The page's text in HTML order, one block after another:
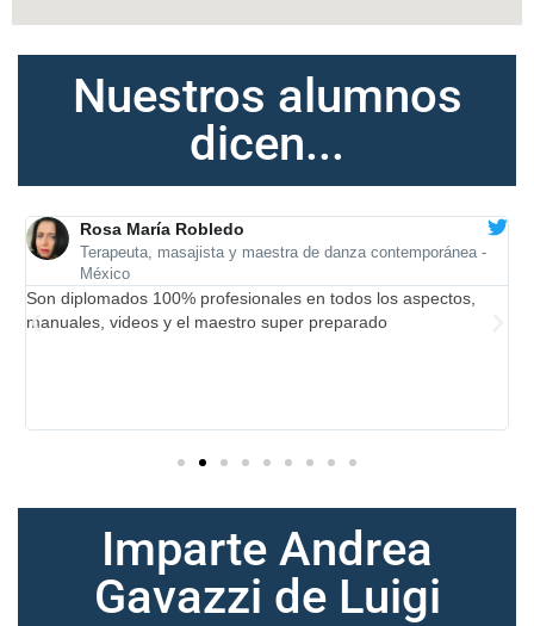
Nuestros alumnos
dicen...
Rosa María Robledo
Terapeuta, masajista y maestra de danza contemporánea -
México
Son diplomados 100% profesionales en todos los aspectos,
manuales, videos y el maestro super preparado
Imparte Andrea
Gavazzi de Luigi